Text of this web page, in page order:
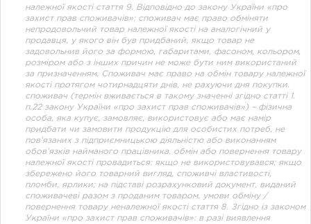
належної якості стаття 9. Відповідно до закону України «про
захист прав споживачів»: споживач має право обміняти
непродовольчий товар належної якості на аналогічний у
продавця, у якого він був придбаний, якщо товар не
задовольнив його за формою, габаритами, фасоном, кольором,
розміром або з інших причин не може бути ним використаний
за призначенням. Споживач має право на обмін товару належної
якості протягом чотирнадцяти днів, не рахуючи дня покупки.
споживач (термін вживається в такому значенні згідно статті 1.
п.22 закону України «про захист прав споживачів») – фізична
особа, яка купує, замовляє, використовує або має намір
придбати чи замовити продукцію для особистих потреб, не
пов’язаних з підприємницькою діяльністю або виконанням
обов’язків найманого працівника. обмін або повернення товару
належної якості провадиться: якщо не використовувався; якщо
збережено його товарний вигляд, споживчі властивості,
пломби, ярлики; на підставі розрахунковий документ, виданий
споживачеві разом з проданим товаром. умови обміну /
повернення товару неналежної якості стаття 8. Згідно із законом
України «про захист прав споживачів»: в разі виявлення